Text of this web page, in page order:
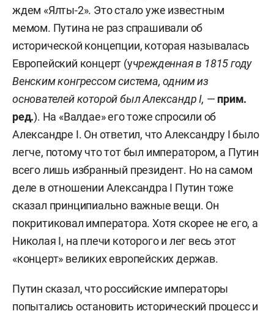
ждем «Ялты-2». Это стало уже известным
мемом. Путина не раз спрашивали об
исторической концепции, которая называлась
Европейский концерт (учрежденная в 1815 году
Венским конгрессом система, одним из
основателей которой был Александр I, — прим.
ред.). На «Валдае» его тоже спросили об
Александре I. Он ответил, что Александру I было
легче, потому что тот был императором, а Путин
всего лишь избранный президент. Но на самом
деле в отношении Александра I Путин тоже
сказал принципиально важные вещи. Он
покритиковал императора. Хотя скорее не его, а
Николая I, на плечи которого и лег весь этот
«концерт» великих европейских держав.
Путин сказал, что российские императоры
попытались остановить исторический процесс и